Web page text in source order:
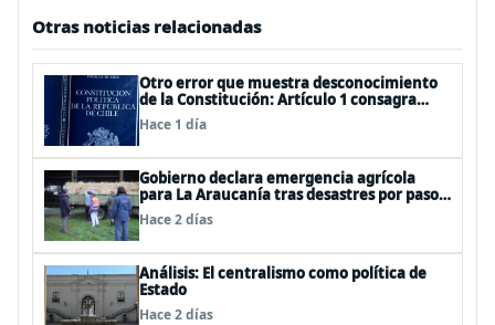
Otras noticias relacionadas
Otro error que muestra desconocimiento
de la Constitución: Artículo 1 consagra
resguardar la seguridad nacional y
proteger a los ciudadanos
Hace 1 día
Gobierno declara emergencia agrícola
para La Araucanía tras desastres por pasos
de sistemas frontales
Hace 2 días
Análisis: El centralismo como política de
Estado
Hace 2 días